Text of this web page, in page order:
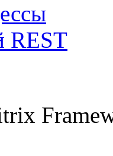
REST